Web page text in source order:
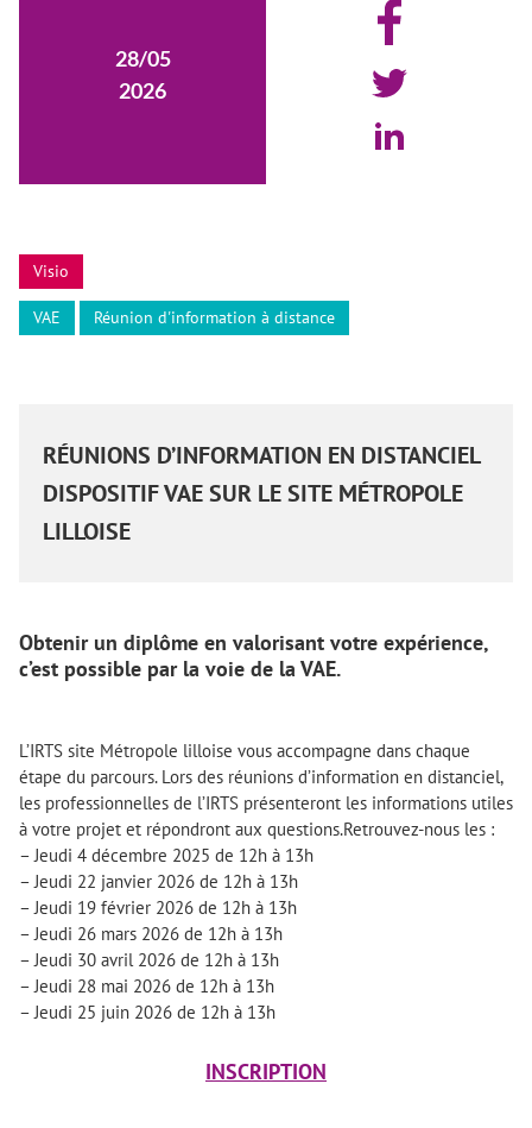
28/05
2026
Visio
VAE Réunion d'information à distance
RÉUNIONS D’INFORMATION EN DISTANCIEL
DISPOSITIF VAE SUR LE SITE MÉTROPOLE
LILLOISE
Obtenir un diplôme en valorisant votre expérience,
c’est possible par la voie de la VAE.
L’IRTS site Métropole lilloise vous accompagne dans chaque
étape du parcours. Lors des réunions d’information en distanciel,
les professionnelles de l’IRTS présenteront les informations utiles
à votre projet et répondront aux questions.Retrouvez-nous les :
– Jeudi 4 décembre 2025 de 12h à 13h
– Jeudi 22 janvier 2026 de 12h à 13h
– Jeudi 19 février 2026 de 12h à 13h
– Jeudi 26 mars 2026 de 12h à 13h
– Jeudi 30 avril 2026 de 12h à 13h
– Jeudi 28 mai 2026 de 12h à 13h
– Jeudi 25 juin 2026 de 12h à 13h
INSCRIPTION